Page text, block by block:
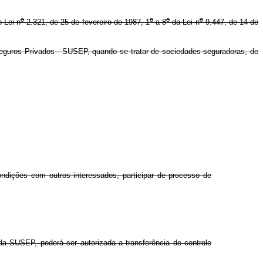
Lei no2.321, de 25 de fevereiro de 1987, 1oa 8oda Lei no9.447, de 14 de
Privados - SUSEP, quando se tratar de sociedades seguradoras, de
com outros interessados, participar de processo de
poderá ser autorizada a transferência de controle